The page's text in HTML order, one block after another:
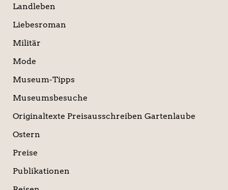
Landleben
Liebesroman
Militär
Mode
Museum-Tipps
Museumsbesuche
Originaltexte Preisausschreiben Gartenlaube
Ostern
Preise
Publikationen